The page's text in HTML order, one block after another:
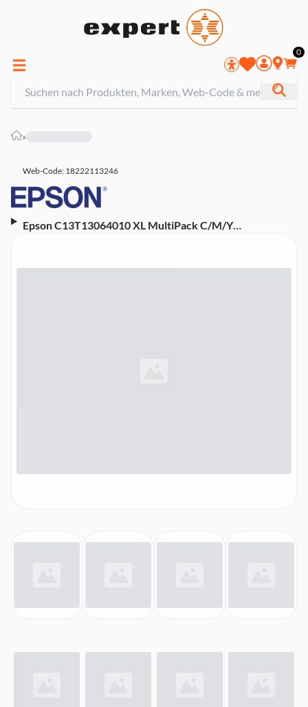
0
»
Web-Code: 18222113246
Epson C13T13064010 XL MultiPack C/M/Y